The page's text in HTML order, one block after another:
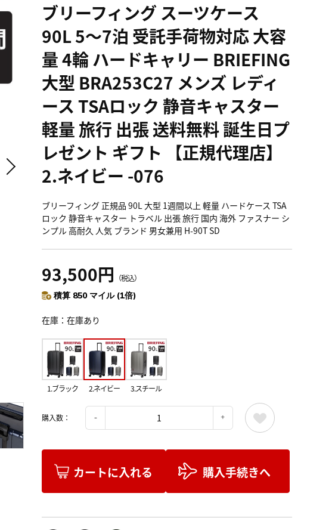
ブリーフィング スーツケース
90L 5～7泊 受託手荷物対応 大容
量 4輪 ハードキャリー BRIEFING
大型 BRA253C27 メンズ レディ
ース TSAロック 静音キャスター
軽量 旅行 出張 送料無料 誕生日プ
レゼント ギフト 【正規代理店】
2.ネイビー -076
ブリーフィング 正規品 90L 大型 1週間以上 軽量 ハードケース TSA
ロック 静音キャスター トラベル 出張 旅行 国内 海外 ファスナー シ
ンプル 高耐久 人気 ブランド 男女兼用 H-90T SD
93,500円 （税込）
積算 850 マイル (1倍)
在庫 在庫あり
1.ブラック 2.ネイビー 3.スチール
購入数：
カートに入れる 購入手続きへ